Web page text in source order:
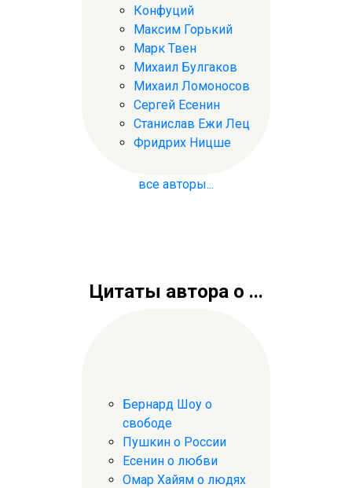
Конфуций
Максим Горький
Марк Твен
Михаил Булгаков
Михаил Ломоносов
Сергей Есенин
Станислав Ежи Лец
Фридрих Ницше
все авторы...
Цитаты автора о ...
Бернард Шоу о
свободе
Пушкин о России
Есенин о любви
Омар Хайям о людях